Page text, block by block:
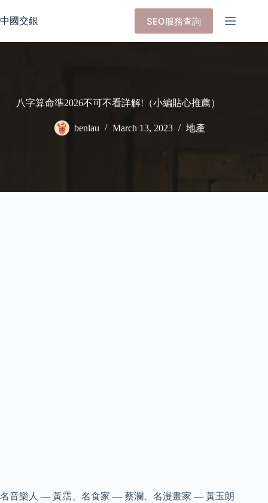
to
content
中國交銀 SEO服務查詢
八字算命準2026不可不看詳解!（小編貼心推薦）
benlau March 13, 2023 地產
名音樂人 — 黃霑、名食家 — 蔡瀾、名漫畫家 — 黃玉朗